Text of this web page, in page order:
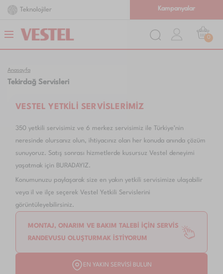
Teknolojiler Kampanyalar
0
Anasayfa
Tekirdağ Servisleri
VESTEL YETKİLİ SERVİSLERİMİZ
350 yetkili servisimiz ve 6 merkez servisimiz ile Türkiye’nin
neresinde olursanız olun, ihtiyacınız olan her konuda anında çözüm
sunuyoruz. Satış sonrası hizmetlerde kusursuz Vestel deneyimi
yaşatmak için BURADAYIZ.
Konumunuzu paylaşarak size en yakın yetkili servisimize ulaşabilir
veya il ve ilçe seçerek Vestel Yetkili Servislerini
görüntüleyebilirsiniz.
MONTAJ, ONARIM VE BAKIM TALEBİ İÇİN SERVİS
RANDEVUSU OLUŞTURMAK İSTİYORUM
EN YAKIN SERVİSİ BULUN